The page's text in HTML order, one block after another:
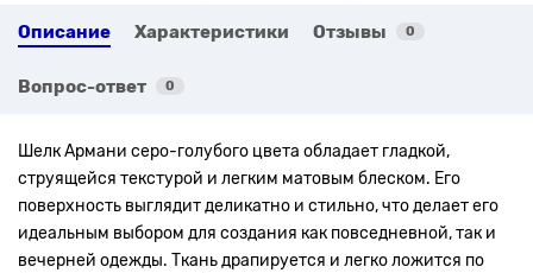
Описание Характеристики Отзывы 0
Вопрос-ответ 0
Шелк Армани серо-голубого цвета обладает гладкой,
струящейся текстурой и легким матовым блеском. Его
поверхность выглядит деликатно и стильно, что делает его
идеальным выбором для создания как повседневной, так и
вечерней одежды. Ткань драпируется и легко ложится по